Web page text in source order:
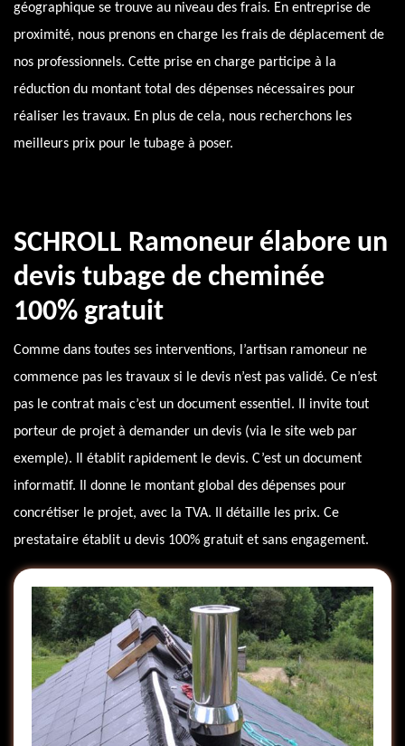
géographique se trouve au niveau des frais. En entreprise de
proximité, nous prenons en charge les frais de déplacement de
nos professionnels. Cette prise en charge participe à la
réduction du montant total des dépenses nécessaires pour
réaliser les travaux. En plus de cela, nous recherchons les
meilleurs prix pour le tubage à poser.
SCHROLL Ramoneur élabore un
devis tubage de cheminée
100% gratuit
Comme dans toutes ses interventions, l’artisan ramoneur ne
commence pas les travaux si le devis n’est pas validé. Ce n’est
pas le contrat mais c’est un document essentiel. Il invite tout
porteur de projet à demander un devis (via le site web par
exemple). Il établit rapidement le devis. C’est un document
informatif. Il donne le montant global des dépenses pour
concrétiser le projet, avec la TVA. Il détaille les prix. Ce
prestataire établit u devis 100% gratuit et sans engagement.